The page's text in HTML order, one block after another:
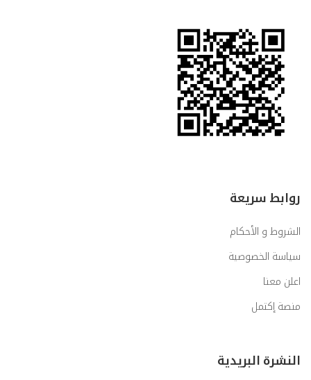
روابط سريعة
الشروط و الأحكام
سياسة الخصوصية
اعلن معنا
منصة إكتمل
النشرة البريدية